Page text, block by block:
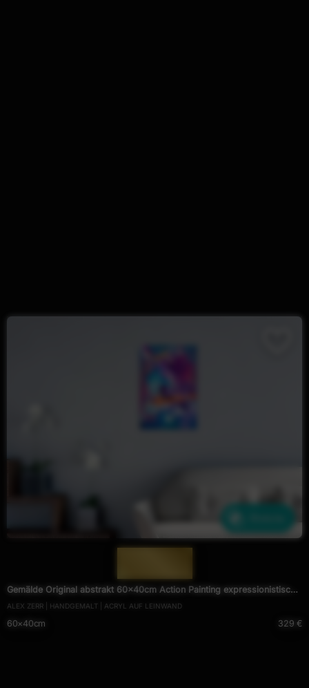
Gemälde Original abstrakt 60x40cm Action Painting expressionistisch
auf Leinwand Mischtechnik blau violett hellblau Unikat
ALEX ZERR | HANDGEMALT | ACRYL AUF LEINWAND
60×40cm 329 €